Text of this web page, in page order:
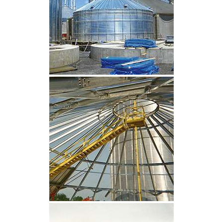
CLIQUEZ POUR AGRANDIR
CLIQUEZ POUR AGRANDIR